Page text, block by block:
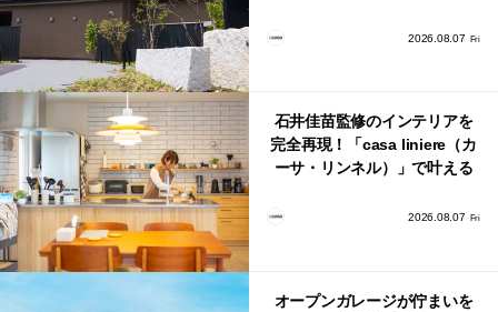
2026.08.07 Fri
石井佳苗監修のインテリアを
完全再現！「casa liniere（カ
ーサ・リンネル）」で叶える
2026.08.07 Fri
オープンガレージが佇まいを